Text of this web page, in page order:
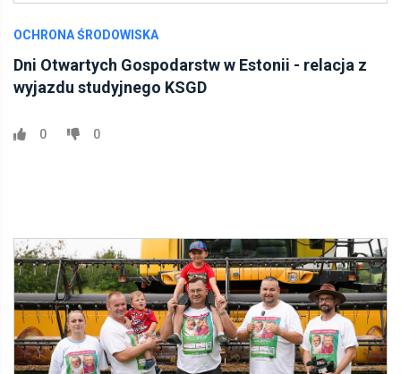
OCHRONA ŚRODOWISKA
Dni Otwartych Gospodarstw w Estonii - relacja z
wyjazdu studyjnego KSGD
0 0